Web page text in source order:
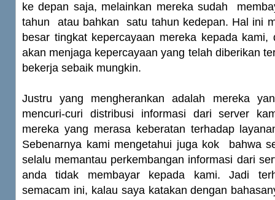
ke depan saja, melainkan mereka sudah
tahun atau bahkan satu tahun kedepan. Hal ini
besar tingkat kepercayaan mereka kepada
akan menjaga kepercayaan yang telah diberikan
bekerja sebaik mungkin.
Justru yang mengherankan adalah mereka
mencuri-curi distribusi informasi dari server
mereka yang merasa keberatan terhadap
Sebenarnya kami mengetahui juga kok bahwa
selalu memantau perkembangan informasi dari
anda tidak membayar kepada kami. Jadi
semacam ini, kalau saya katakan dengan